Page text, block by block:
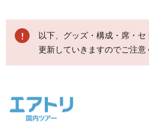
以下、グッズ・構成・席・
更新していきますのでご注意